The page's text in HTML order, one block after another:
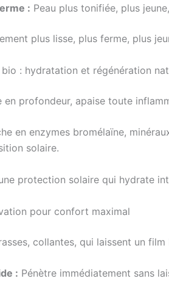
: Peau plus tonifiée, plus
plus lisse, plus ferme, plus
: hydratation et régénération
en profondeur, apaise toute
en enzymes bromélaïne,
solaire.
protection solaire qui hydrate
pour confort maximal
collantes, qui laissent un
: Pénètre immédiatement sans